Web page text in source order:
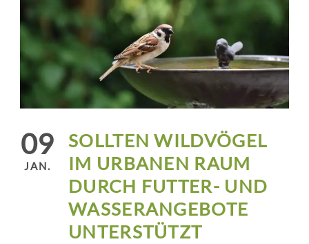
09
JAN.
SOLLTEN WILDVÖGEL
IM URBANEN RAUM
DURCH FUTTER- UND
WASSERANGEBOTE
UNTERSTÜTZT